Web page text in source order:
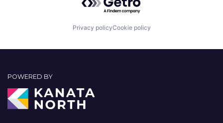
Privacy policyCookie policy
POWERED BY